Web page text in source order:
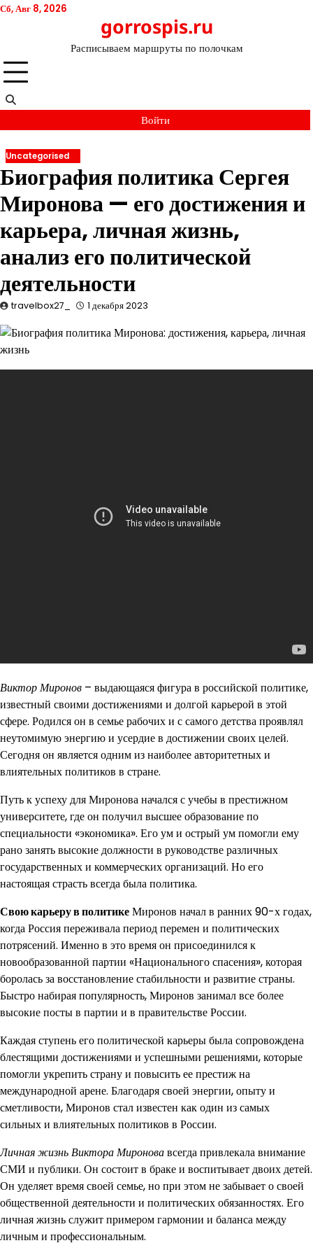
Перейти
Сб, Авг 8, 2026
gorrospis.ru
Расписываем маршруты по полочкам
Войти
Uncategorised
Биография политика Сергея
Миронова — его достижения и
карьера, личная жизнь,
анализ его политической
деятельности
travelbox27_ 1 декабря 2023
Виктор Миронов – выдающаяся фигура в российской политике,
известный своими достижениями и долгой карьерой в этой
сфере. Родился он в семье рабочих и с самого детства проявлял
неутомимую энергию и усердие в достижении своих целей.
Сегодня он является одним из наиболее авторитетных и
влиятельных политиков в стране.
Путь к успеху для Миронова начался с учебы в престижном
университете, где он получил высшее образование по
специальности «экономика». Его ум и острый ум помогли ему
рано занять высокие должности в руководстве различных
государственных и коммерческих организаций. Но его
настоящая страсть всегда была политика.
Свою карьеру в политикеМиронов начал в ранних 90-х годах,
когда Россия переживала период перемен и политических
потрясений. Именно в это время он присоединился к
новообразованной партии «Национального спасения», которая
боролась за восстановление стабильности и развитие страны.
Быстро набирая популярность, Миронов занимал все более
высокие посты в партии и в правительстве России.
Каждая ступень его политической карьеры была сопровождена
блестящими достижениями и успешными решениями, которые
помогли укрепить страну и повысить ее престиж на
международной арене. Благодаря своей энергии, опыту и
сметливости, Миронов стал известен как один из самых
сильных и влиятельных политиков в России.
Личная жизнь Виктора Мироновавсегда привлекала внимание
СМИ и публики. Он состоит в браке и воспитывает двоих детей.
Он уделяет время своей семье, но при этом не забывает о своей
общественной деятельности и политических обязанностях. Его
личная жизнь служит примером гармонии и баланса между
личным и профессиональным.